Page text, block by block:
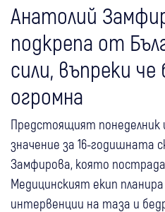
Анатолий
подкрепа от
сили, въпреки
огромна
Предстоящият понеделник
значение за 16-годишната
Замфирова, която
Медицинският екип
интервенции на таза и